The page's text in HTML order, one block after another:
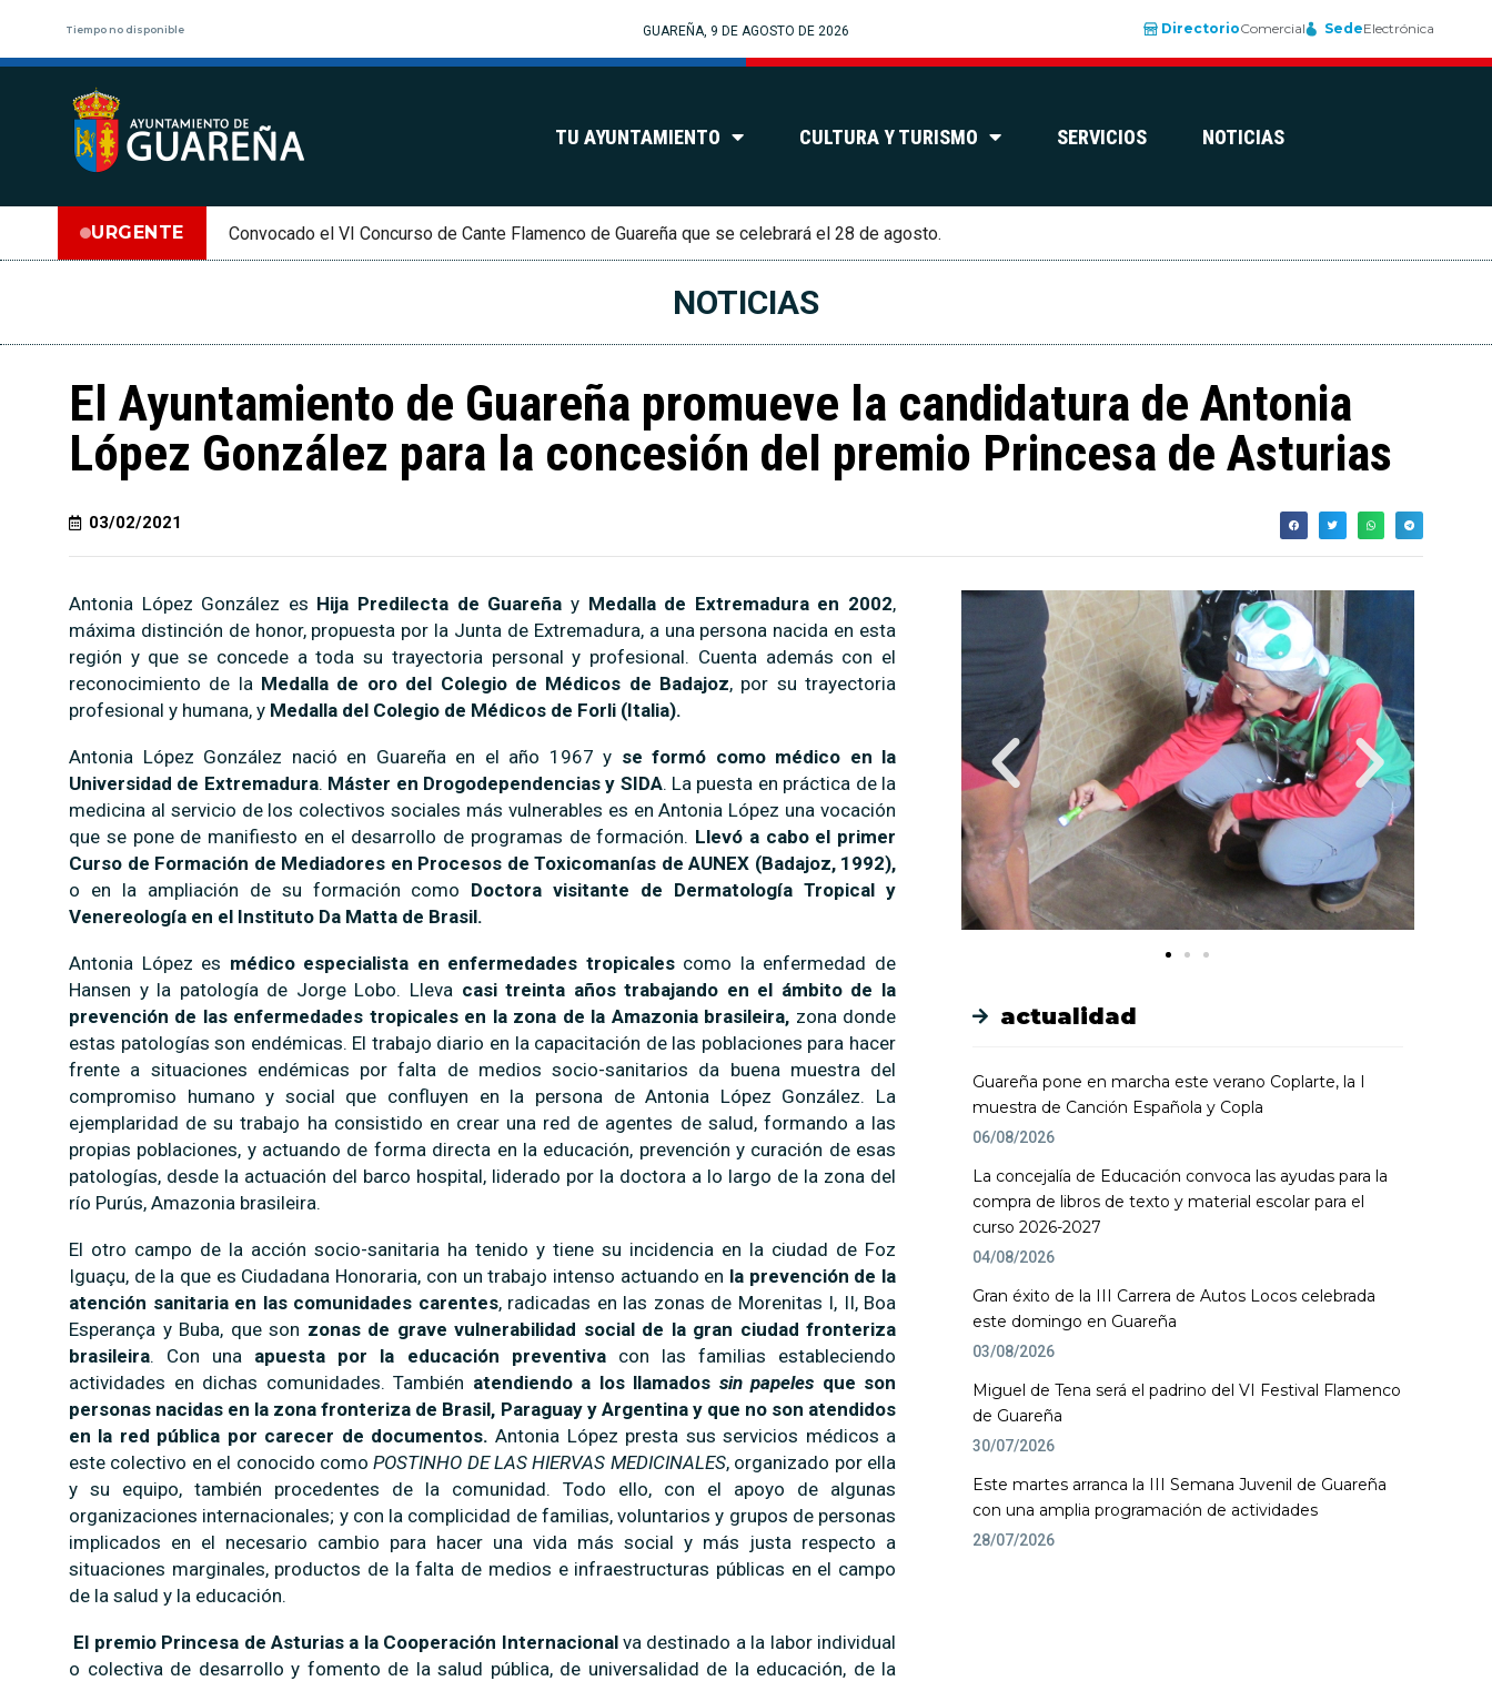
Tiempo no disponible GUAREÑA, 9 DE AGOSTO DE 2026 DirectorioComercial SedeElectrónica
TU AYUNTAMIENTO CULTURA Y TURISMO SERVICIOS NOTICIAS
URGENTE Convocado el VI Concurso de Cante Flamenco de Guareña que se celebrará el 28 de agosto.
NOTICIAS
El Ayuntamiento de Guareña promueve la candidatura de Antonia
López González para la concesión del premio Princesa de Asturias
03/02/2021
Antonia López González es Hija Predilecta de Guareña y Medalla de Extremadura en 2002,
máxima distinción de honor, propuesta por la Junta de Extremadura, a una persona nacida en esta
región y que se concede a toda su trayectoria personal y profesional. Cuenta además con el
reconocimiento de la Medalla de oro del Colegio de Médicos de Badajoz, por su trayectoria
profesional y humana, y Medalla del Colegio de Médicos de Forli (Italia).
Antonia López González nació en Guareña en el año 1967 y se formó como médico en la
Universidad de Extremadura. Máster en Drogodependencias y SIDA. La puesta en práctica de la
medicina al servicio de los colectivos sociales más vulnerables es en Antonia López una vocación
que se pone de manifiesto en el desarrollo de programas de formación. Llevó a cabo el primer
Curso de Formación de Mediadores en Procesos de Toxicomanías de AUNEX (Badajoz, 1992),
o en la ampliación de su formación como Doctora visitante de Dermatología Tropical y
Venereología en el Instituto Da Matta de Brasil.
Antonia López es médico especialista en enfermedades tropicales como la enfermedad de
Hansen y la patología de Jorge Lobo. Lleva casi treinta años trabajando en el ámbito de la
prevención de las enfermedades tropicales en la zona de la Amazonia brasileira, zona donde
estas patologías son endémicas. El trabajo diario en la capacitación de las poblaciones para hacer
frente a situaciones endémicas por falta de medios socio-sanitarios da buena muestra del
compromiso humano y social que confluyen en la persona de Antonia López González. La
ejemplaridad de su trabajo ha consistido en crear una red de agentes de salud, formando a las
propias poblaciones, y actuando de forma directa en la educación, prevención y curación de esas
patologías, desde la actuación del barco hospital, liderado por la doctora a lo largo de la zona del
río Purús, Amazonia brasileira.
El otro campo de la acción socio-sanitaria ha tenido y tiene su incidencia en la ciudad de Foz
Iguaçu, de la que es Ciudadana Honoraria, con un trabajo intenso actuando en la prevención de la
atención sanitaria en las comunidades carentes, radicadas en las zonas de Morenitas I, II, Boa
Esperança y Buba, que son zonas de grave vulnerabilidad social de la gran ciudad fronteriza
brasileira. Con una apuesta por la educación preventiva con las familias estableciendo
actividades en dichas comunidades. También atendiendo a los llamados sin papeles que son
personas nacidas en la zona fronteriza de Brasil, Paraguay y Argentina y que no son atendidos
en la red pública por carecer de documentos.Antonia López presta sus servicios médicos a
este colectivo en el conocido comoPOSTINHO DE LAS HIERVAS MEDICINALES, organizado por ella
y su equipo, también procedentes de la comunidad. Todo ello, con el apoyo de algunas
organizaciones internacionales; y con la complicidad de familias, voluntarios y grupos de personas
implicados en el necesario cambio para hacer una vida más social y más justa respecto a
situaciones marginales, productos de la falta de medios e infraestructuras públicas en el campo
de la salud y la educación.
El premio Princesa de Asturias a la Cooperación Internacionalva destinado a la labor individual
o colectiva de desarrollo y fomento de la salud pública, de universalidad de la educación, de la
actualidad
Guareña pone en marcha este verano Coplarte, la I
muestra de Canción Española y Copla
06/08/2026
La concejalía de Educación convoca las ayudas para la
compra de libros de texto y material escolar para el
curso 2026-2027
04/08/2026
Gran éxito de la III Carrera de Autos Locos celebrada
este domingo en Guareña
03/08/2026
Miguel de Tena será el padrino del VI Festival Flamenco
de Guareña
30/07/2026
Este martes arranca la III Semana Juvenil de Guareña
con una amplia programación de actividades
28/07/2026